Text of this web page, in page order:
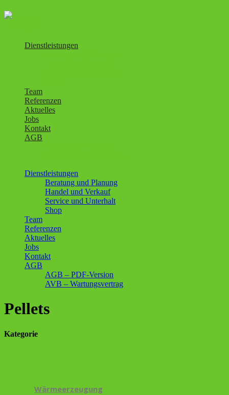
Dienstleistungen
Team
Referenzen
Aktuelles
Jobs
Kontakt
AGB
Dienstleistungen
Beratung und Planung
Handel und Verkauf
Service und Unterhalt
Shop
Team
Referenzen
Aktuelles
Jobs
Kontakt
AGB
AGB – PDF-Version
AVB – Wartungsvertrag
Pellets
Kategorie
Wärmeerzeugung